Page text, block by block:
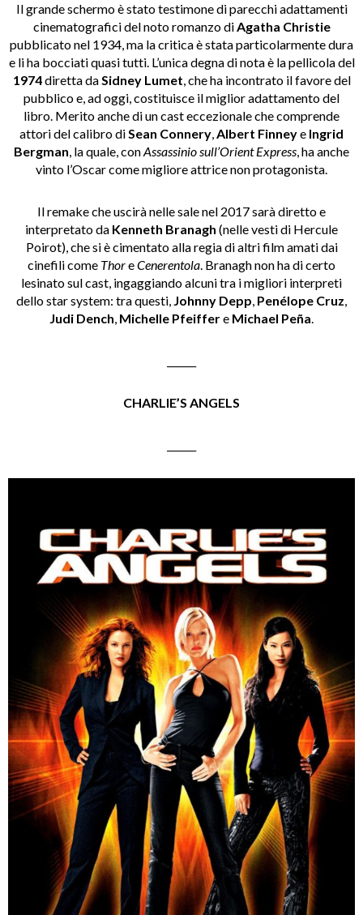
Il grande schermo è stato testimone di parecchi adattamenti
cinematografici del noto romanzo diAgatha Christie
pubblicato nel 1934, ma la critica è stata particolarmente dura
e li ha bocciati quasi tutti. L’unica degna di nota è la pellicola del
1974diretta daSidney Lumet, che ha incontrato il favore del
pubblico e, ad oggi, costituisce il miglior adattamento del
libro. Merito anche di un cast eccezionale che comprende
attori del calibro diSean Connery,Albert Finneye Ingrid
Bergman, la quale, conAssassinio sull’Orient Express, ha anche
vinto l’Oscar come migliore attrice non protagonista.
Il remake che uscirà nelle sale nel 2017 sarà diretto e
interpretato da Kenneth Branagh (nelle vesti di Hercule
Poirot), che si è cimentato alla regia di altri film amati dai
cinefili come ThoreCenerentola. Branagh non ha di certo
lesinato sul cast, ingaggiando alcuni tra i migliori interpreti
dello star system: tra questi, Johnny Depp, Penélope Cruz,
Judi Dench, Michelle Pfeiffere Michael Peña.
CHARLIE’S ANGELS